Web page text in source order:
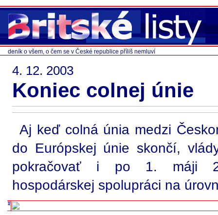
deník o všem, o čem se v České republice příliš nemluví
4. 12. 2003
Koniec colnej únie
Aj keď colná únia medzi
do Európskej únie skončí,
pokračovať i po 1. máji
hospodárskej spolupráci na